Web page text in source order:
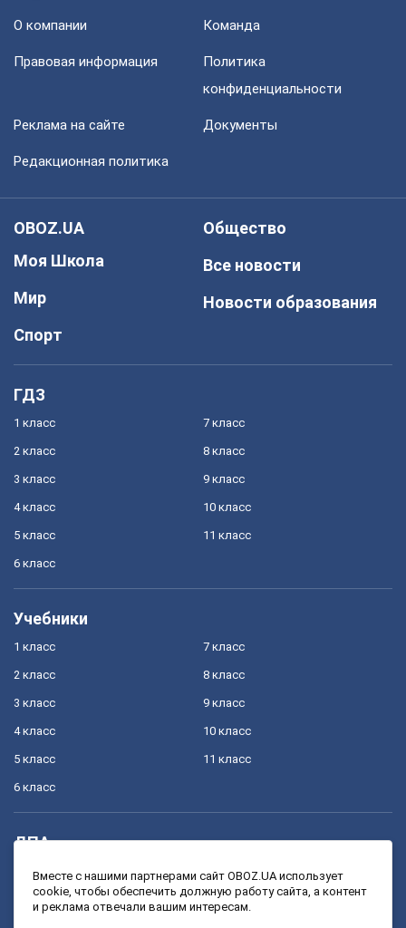
О компании Команда
Правовая информация
Политика
конфиденциальности
Реклама на сайте Документы
Редакционная политика
OBOZ.UA
Моя Школа
Мир
Спорт
Общество
Все новости
Новости образования
ГДЗ
1 класс
2 класс
3 класс
4 класс
5 класс
6 класс
7 класс
8 класс
9 класс
10 класс
11 класс
Учебники
1 класс
2 класс
3 класс
4 класс
5 класс
6 класс
7 класс
8 класс
9 класс
10 класс
11 класс
ДПА
4 класс
9 класс
11 класс
Вместе с нашими партнерами сайт OBOZ.UA использует
cookie, чтобы обеспечить должную работу сайта, а контент
и реклама отвечали вашим интересам.